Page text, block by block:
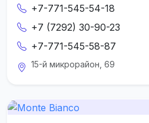
+7-771-545-54-18
+7 (7292) 30-90-23
+7-771-545-58-87
15-й микрорайон, 69